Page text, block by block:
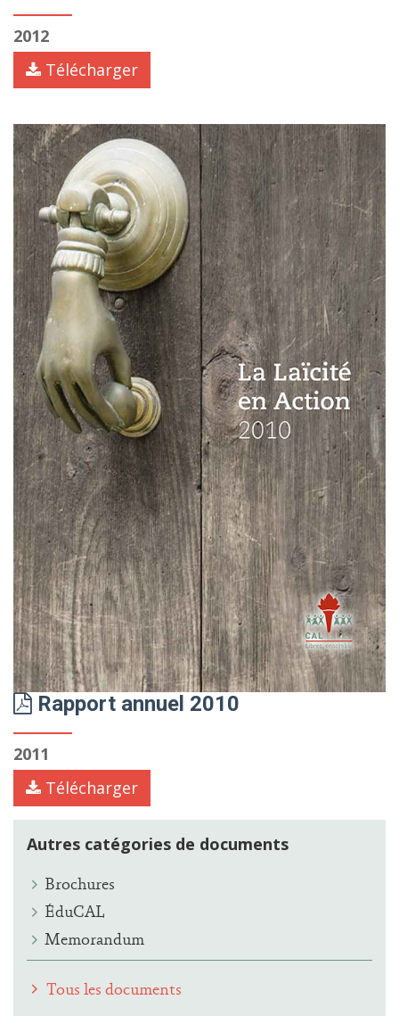
2012
Télécharger
Rapport annuel 2010
2011
Télécharger
Autres catégories de documents
Brochures
ÉduCAL
Memorandum
Tous les documents